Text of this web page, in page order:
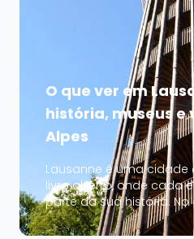
O que ver em
história, museus e
Alpes
Lausanne é uma
livro aberto, onde cada
parte da sua história.
área medieval
catedral Notre-Dame